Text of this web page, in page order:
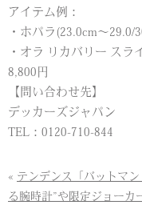
アイテム例：
・ホパラ(23.0cm～29.0/
・オラ リカバリー スラ
8,800円
【問い合わせ先】
デッカーズジャパン
TEL：0120-710-844
« テンデンス「バットマ
る腕時計”や限定ジョーカ